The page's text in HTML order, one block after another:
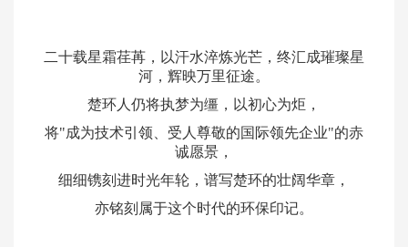
二十载星霜荏苒，以汗水淬炼光芒，终汇成璀璨星
河，辉映万里征途。
楚环人仍将执梦为缰，以初心为炬，
将"成为技术引领、受人尊敬的国际领先企业"的赤
诚愿景，
细细镌刻进时光年轮，谱写楚环的壮阔华章，
亦铭刻属于这个时代的环保印记。